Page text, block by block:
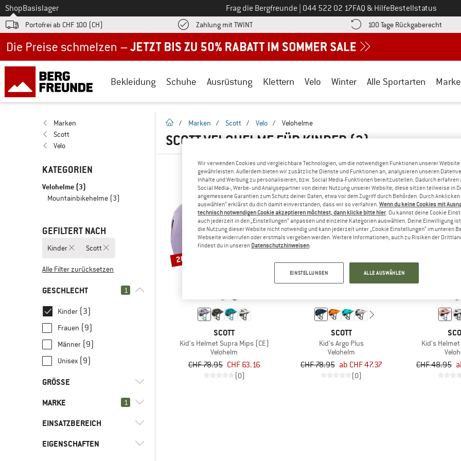
Zum
ShopBasislager Frag die Bergfreunde Ruf uns an unter
044 522 02 17FAQ & HilfeBestellstatus
Portofrei ab CHF 100 (CH) Zahlung mit TWINTFinde die Zahlungs-Infos hier! Öffnet sich in einer Infobox
100 Tage Rückgaberecht
Bekleidung Schuhe Ausrüstung Klettern Velo Winter Alle Sportarten
Marken
Scott
Velo
KATEGORIEN
Velohelme (3)
Mountainbikehelme (3)
GEFILTERT NACH
Kinder Scott
Alle Filter zurücksetzen
GESCHLECHT 1
Kinder (3)
Frauen (9)
Männer (9)
Unisex (9)
GRÖSSE
XXS 49 CM
50 CM 53 CM
MARKE 1
EINSATZBEREICH
Bike(3)
EIGENSCHAFTEN
Startseite
/ Marken / Scott / Velo / Velohelme
SCOTT VELOHELME FÜR KINDER(3)
20%
SCOTT
Kid's Helmet Supra Mips (CE)
Velohelm
CHF 78.95 CHF 63.16
(0)
bis 40%
SCOTT
Kid's Argo Plus
Velohelm
CHF 78.95 ab CHF 47.37
(0)
bis 20%
Kid's
CHF 48.95
Wir verwenden Cookies und vergleichbare Technologien, um die notwendigen Funktionen unserer Website
gewährleisten. Außerdem bieten wir zusätzliche Dienste und Funktionen an, analysieren unseren
Inhalte und Werbung zu personalisieren, bzw. Social Media-Funktionen bereitzustellen. Dadurch erfahren
Social Media-, Werbe- und Analysepartner von deiner Nutzung unserer Website; diese sitzen teilweise in
angemessene Garantien zum Schutz deiner Daten, etwa vor dem Zugriff durch Behörden. Durch Anklicken
auswählen“ erklärst du dich damit einverstanden, dass wir so verfahren. Wenn du keine Cookies mit
technisch notwendigen Cookie akzeptieren möchtest, dann klicke bitte hier. Du kannst deine Cookie
auch jederzeit in den „Einstellungen“ anpassen und einzelne Kategorien auswählen. Deine Einwilligung
die Nutzung dieser Website nicht notwendig und kann jederzeit unter „Cookie Einstellungen“ im unteren
Webseite widerrufen oder erstmals vergeben werden. Weitere Informationen, auch zu Risiken der
findest du in unseren Datenschutzhinweisen.
EINSTELLUNGEN ALLE AUSWÄHLEN